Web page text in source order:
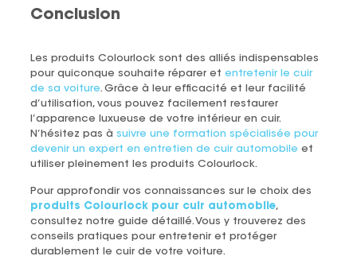
Conclusion
Les produits Colourlocksont des alliés indispensables
pour quiconque souhaite réparer et entretenir le cuir
de sa voiture. Grâce à leur efficacité et leur facilité
d’utilisation, vous pouvez facilement restaurer
l’apparence luxueuse de votre intérieur en cuir.
N’hésitez pas à suivre une formation spécialisée pour
devenir un expert en entretien de cuir automobile et
utiliser pleinement les produits Colourlock.
Pour approfondir vos connaissances sur le choix des
produits Colourlock pour cuir automobile,
consultez notre guide détaillé. Vous y trouverez des
conseils pratiques pour entretenir et protéger
durablement le cuir de votre voiture.